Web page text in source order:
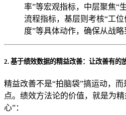
率”等宏观指标，中层聚焦“
流程指标，基层则考核“工
度”等具体动作，确保从战略
2. 基于绩效数据的精益改善：让改善有的
精益改善不是“拍脑袋”搞运动，
点。绩效方法论的价值，就是为
心”：